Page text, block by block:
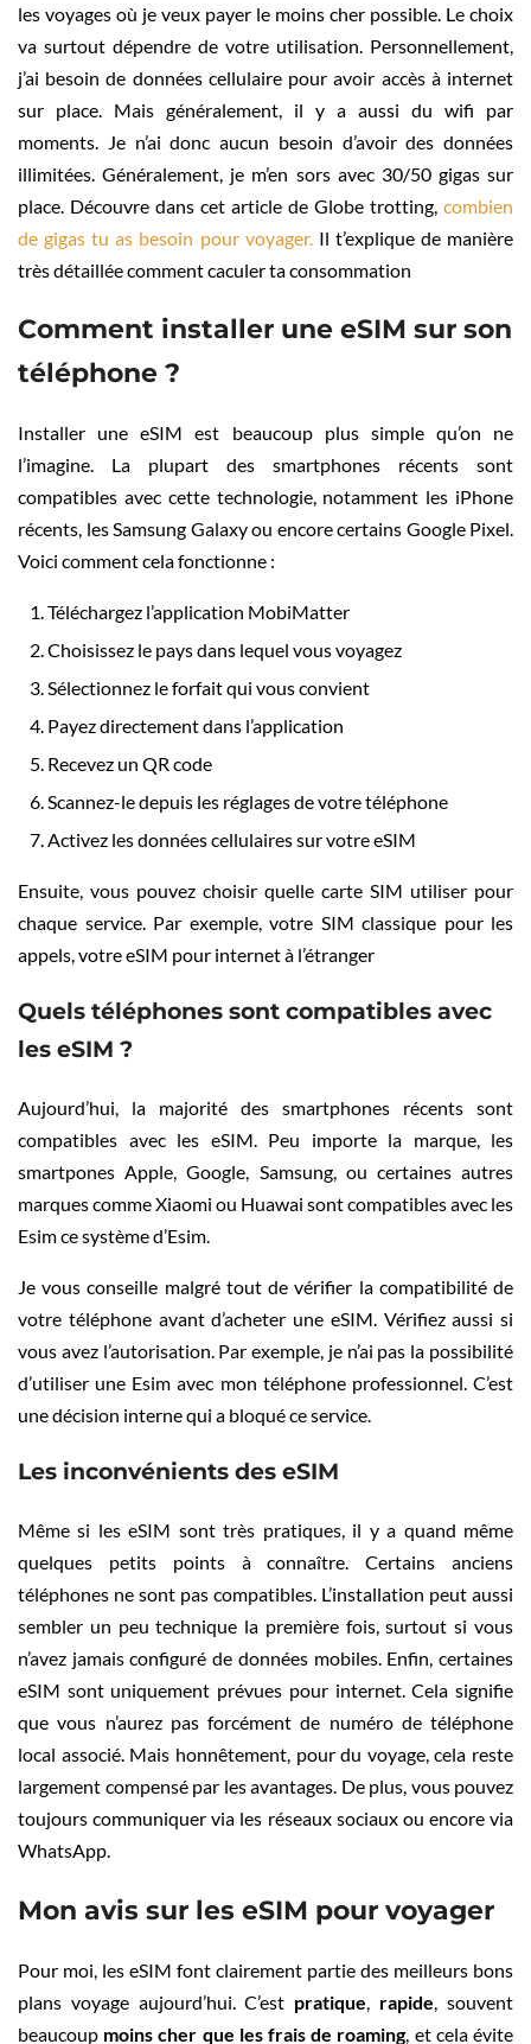
les voyages où je veux payer le moins cher possible. Le choix
va surtout dépendre de votre utilisation. Personnellement,
j’ai besoin de données cellulaire pour avoir accès à internet
sur place. Mais généralement, il y a aussi du wifi par
moments. Je n’ai donc aucun besoin d’avoir des données
illimitées. Généralement, je m’en sors avec 30/50 gigas sur
place. Découvre dans cet article de Globe trotting, combien
de gigas tu as besoin pour voyager. Il t’explique de manière
très détaillée comment caculer ta consommation
Comment installer une eSIM sur son
téléphone ?
Installer une eSIM est beaucoup plus simple qu’on ne
l’imagine. La plupart des smartphones récents sont
compatibles avec cette technologie, notamment les iPhone
récents, les Samsung Galaxy ou encore certains Google Pixel.
Voici comment cela fonctionne :
Téléchargez l’application MobiMatter
Choisissez le pays dans lequel vous voyagez
Sélectionnez le forfait qui vous convient
Payez directement dans l’application
Recevez un QR code
Scannez-le depuis les réglages de votre téléphone
Activez les données cellulaires sur votre eSIM
Ensuite, vous pouvez choisir quelle carte SIM utiliser pour
chaque service. Par exemple, votre SIM classique pour les
appels, votre eSIM pour internet à l’étranger
Quels téléphones sont compatibles avec
les eSIM ?
Aujourd’hui, la majorité des smartphones récents sont
compatibles avec les eSIM. Peu importe la marque, les
smartpones Apple, Google, Samsung, ou certaines autres
marques comme Xiaomi ou Huawai sont compatibles avec les
Esim ce système d’Esim.
Je vous conseille malgré tout de vérifier la compatibilité de
votre téléphone avant d’acheter une eSIM. Vérifiez aussi si
vous avez l’autorisation. Par exemple, je n’ai pas la possibilité
d’utiliser une Esim avec mon téléphone professionnel. C’est
une décision interne qui a bloqué ce service.
Les inconvénients des eSIM
Même si les eSIM sont très pratiques, il y a quand même
quelques petits points à connaître. Certains anciens
téléphones ne sont pas compatibles. L’installation peut aussi
sembler un peu technique la première fois, surtout si vous
n’avez jamais configuré de données mobiles. Enfin, certaines
eSIM sont uniquement prévues pour internet. Cela signifie
que vous n’aurez pas forcément de numéro de téléphone
local associé. Mais honnêtement, pour du voyage, cela reste
largement compensé par les avantages. De plus, vous pouvez
toujours communiquer via les réseaux sociaux ou encore via
WhatsApp.
Mon avis sur les eSIM pour voyager
Pour moi, les eSIM font clairement partie des meilleurs bons
plans voyage aujourd’hui. C’est pratique, rapide, souvent
beaucoup moins cher que les frais de roaming, et cela évite